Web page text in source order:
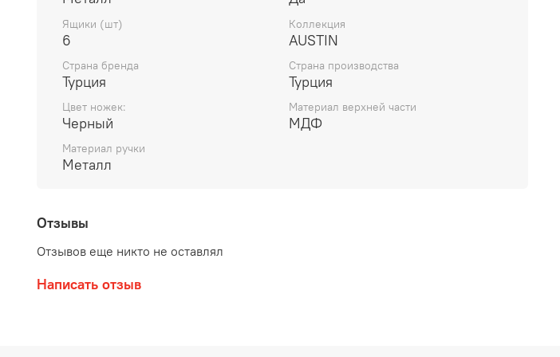
Ящики (шт)
6
Коллекция
AUSTIN
Страна бренда
Турция
Страна производства
Турция
Цвет ножек:
Черный
Материал верхней части
МДФ
Материал ручки
Металл
Отзывы
Отзывов еще никто не оставлял
Написать отзыв